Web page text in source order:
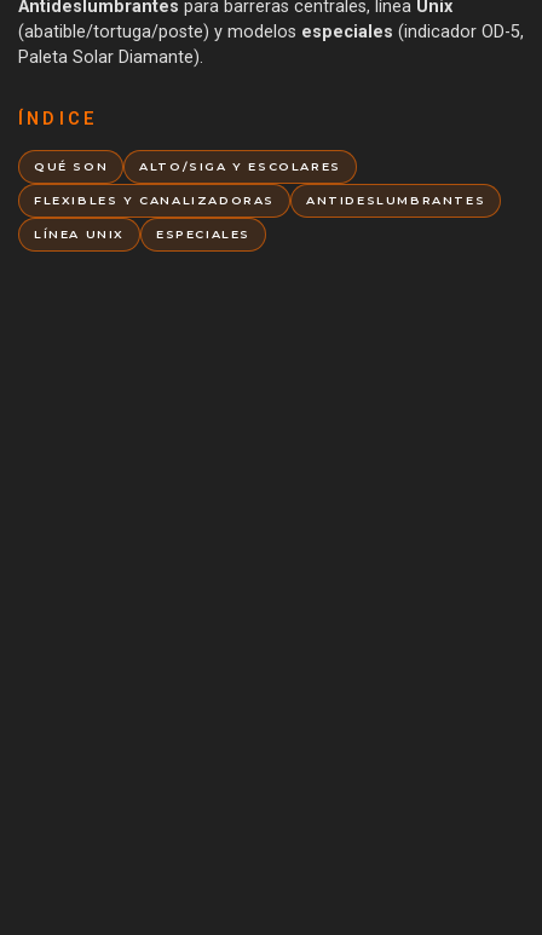
Antideslumbrantes para barreras centrales, línea Unix
(abatible/tortuga/poste) y modelos especiales (indicador OD-5,
Paleta Solar Diamante).
ÍNDICE
QUÉ SON ALTO/SIGA Y ESCOLARES
FLEXIBLES Y CANALIZADORAS ANTIDESLUMBRANTES
LÍNEA UNIX ESPECIALES